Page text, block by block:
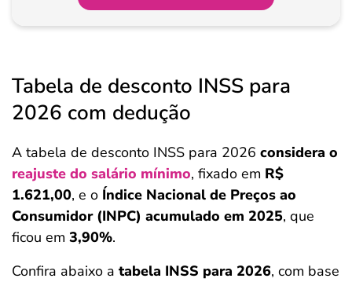
Tabela de desconto INSS para
2026 com dedução
A tabela de desconto INSS para 2026 considera o
reajuste do salário mínimo, fixado em R$
1.621,00, e o Índice Nacional de Preços ao
Consumidor (INPC) acumulado em 2025, que
ficou em 3,90%.
Confira abaixo a tabela INSS para 2026, com base